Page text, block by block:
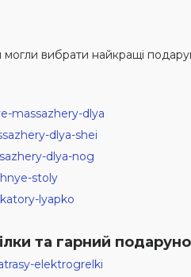
могли вибрати найкращі
massazhery-dlya
dlya-shei
dlya-nog
stoly
lyapko
та гарний
elektrogrelki